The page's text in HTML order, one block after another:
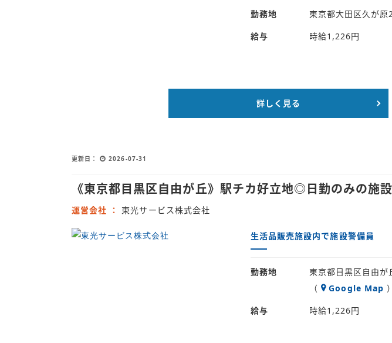
勤務地 東京都大田区久が
給与
時給1,226円
詳しく見る
更新日 2026-07-31
《東京都目黒区自由が丘》駅チカ好立地◎日勤のみの施
運営会社 東光サービス株式会社
生活品販売施設内で施設警備員
勤務地
東京都目黒区自由
（
Google Map ）
給与
時給1,226円